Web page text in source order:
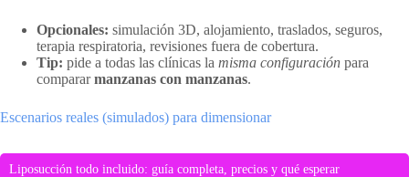
Opcionales: simulación 3D, alojamiento, traslados, seguros,
terapia respiratoria, revisiones fuera de cobertura.
Tip: pide a todas las clínicas la misma configuración para
compararmanzanas con manzanas.
Escenarios reales (simulados) para dimensionar
Liposucción todo incluido: guía completa, precios y qué esperar